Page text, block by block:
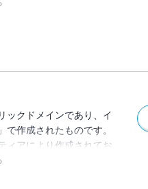
ます。
ックドメインであり、イ
作成されたものです。
ィアにより作成されてお
ます。